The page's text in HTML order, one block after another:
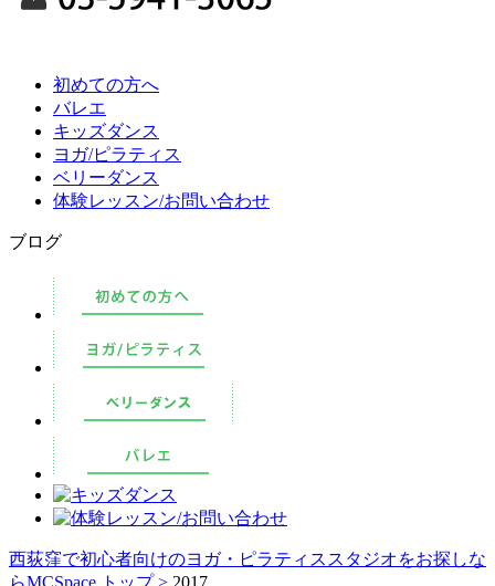
初めての方へ
バレエ
キッズダンス
ヨガ/ピラティス
ベリーダンス
体験レッスン/お問い合わせ
ブログ
西荻窪で初心者向けのヨガ・ピラティススタジオをお探しな
らMCSpace トップ > 2017